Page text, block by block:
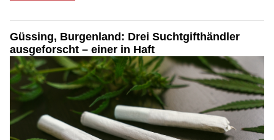
Güssing, Burgenland: Drei Suchtgifthändler
ausgeforscht – einer in Haft